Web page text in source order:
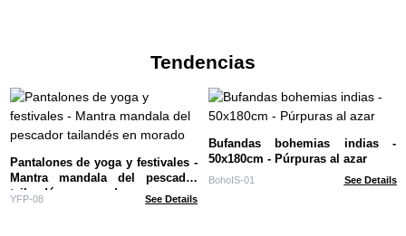
Tendencias
Pantalones de yoga y festivales -
Mantra mandala del pescador
tailandés en morado
YFP-08 See Details
Bufandas bohemias indias -
50x180cm - Púrpuras al azar
BohoIS-01 See Details